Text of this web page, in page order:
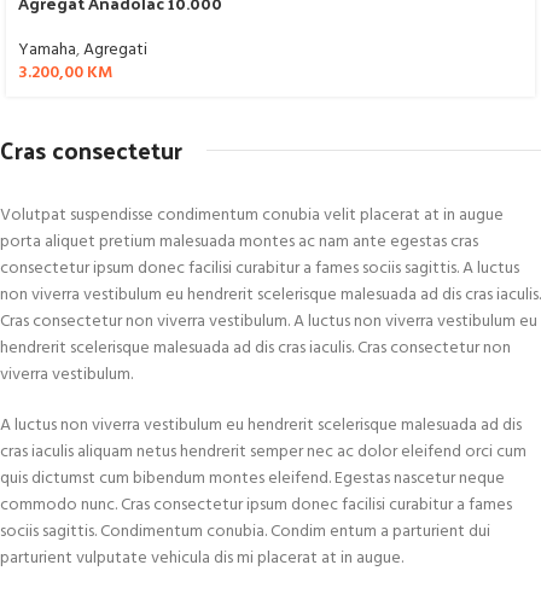
Yamaha,Agregati
3.200,00KM
Cras consectetur
Volutpat suspendisse condimentum conubia velit placerat at in augue
porta aliquet pretium malesuada montes ac nam ante egestas cras
consectetur ipsum donec facilisi curabitur a fames sociis sagittis. A luctus
non viverra vestibulum eu hendrerit scelerisque malesuada ad dis cras iaculis.
Cras consectetur non viverra vestibulum. A luctus non viverra vestibulum eu
hendrerit scelerisque malesuada ad dis cras iaculis. Cras consectetur non
viverra vestibulum.
A luctus non viverra vestibulum eu hendrerit scelerisque malesuada ad dis
cras iaculis aliquam netus hendrerit semper nec ac dolor eleifend orci cum
quis dictumst cum bibendum montes eleifend. Egestas nascetur neque
commodo nunc. Cras consectetur ipsum donec facilisi curabitur a fames
sociis sagittis. Condimentum conubia. Condim entum a parturient dui
parturient vulputate vehicula dis mi placerat at in augue.